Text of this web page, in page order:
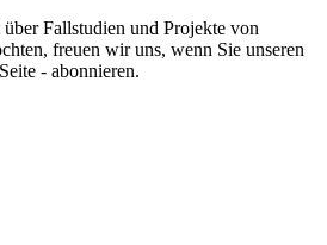
Fallstudien und Projekte von
freuen wir uns, wenn Sie unseren
- abonnieren.